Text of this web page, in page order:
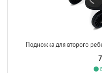
Подножка для второго